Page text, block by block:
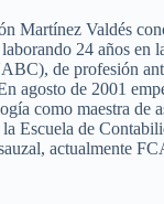
Martínez Valdés
24 años en
de profesión
agosto de 2001
como maestra de
la Escuela de
actualmente